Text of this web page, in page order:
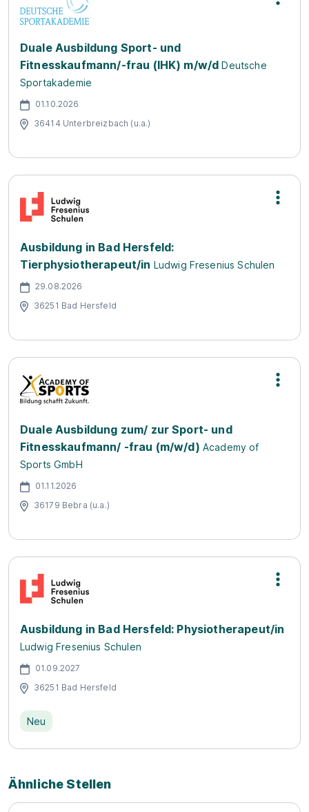
Duale Ausbildung Sport- und
Fitnesskaufmann/-frau (IHK) m/w/d Deutsche
Sportakademie
01.10.2026
36414 Unterbreizbach (u.a.)
Ausbildung in Bad Hersfeld:
Tierphysiotherapeut/in Ludwig Fresenius Schulen
29.08.2026
36251 Bad Hersfeld
Duale Ausbildung zum/ zur Sport- und
Fitnesskaufmann/ -frau (m/w/d) Academy of
Sports GmbH
01.11.2026
36179 Bebra (u.a.)
Ausbildung in Bad Hersfeld: Physiotherapeut/in
Ludwig Fresenius Schulen
01.09.2027
36251 Bad Hersfeld
Neu
Ähnliche Stellen